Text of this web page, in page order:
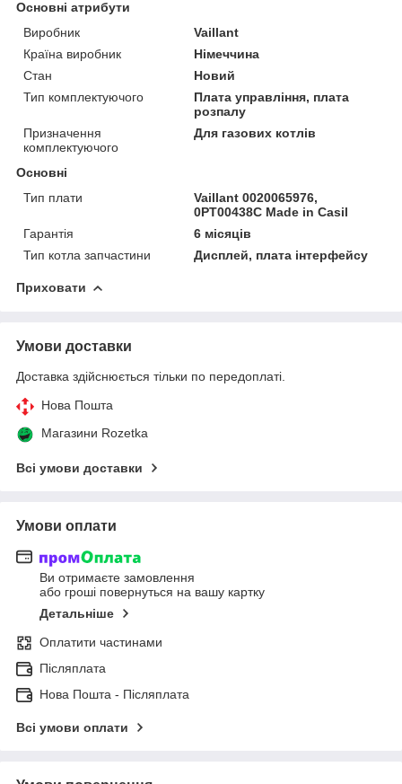
Основні атрибути
Виробник
Vaillant
Країна виробник
Німеччина
Стан
Новий
Тип комплектуючого
Плата управління, плата
розпалу
Призначення
комплектуючого
Для газових котлів
Основні
Тип плати
Vaillant 0020065976,
0PT00438C Made in Casіl
Гарантія
6 місяців
Тип котла запчастини
Дисплей, плата інтерфейсу
Приховати
Умови доставки
Доставка здійснюється тільки по передоплаті.
Нова Пошта
Магазини Rozetka
Всі умови доставки
Умови оплати
Ви отримаєте замовлення
або гроші повернуться на вашу картку
Детальніше
Оплатити частинами
Післяплата
Нова Пошта - Післяплата
Всі умови оплати